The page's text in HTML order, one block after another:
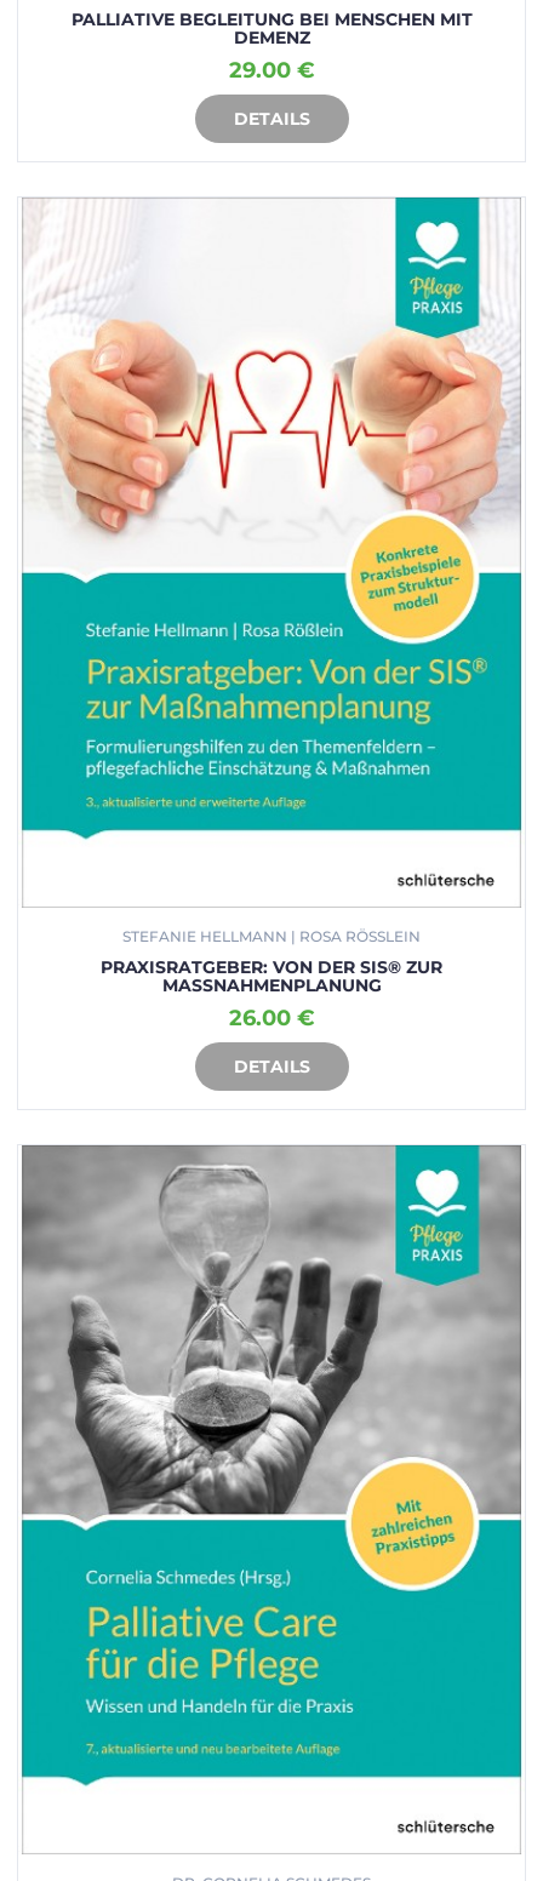
PALLIATIVE BEGLEITUNG BEI MENSCHEN MIT
DEMENZ
29.00 €
DETAILS
IN DEN WARENKORB
STEFANIE HELLMANN | ROSA RÖSSLEIN
PRAXISRATGEBER: VON DER SIS® ZUR
MASSNAHMENPLANUNG
26.00 €
DETAILS
IN DEN WARENKORB